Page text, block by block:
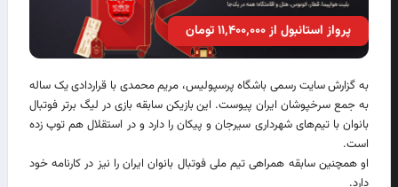
پرواز استانبول از ۱۱٬۴۰۰٬۰۰۰ تومان
به گزارش سایت رسمی باشگاه پرسپولیس، مریم محمدی با قراردادی یک ساله
به جمع سرخپوشان ایران پیوست. این بازیکن سابقه بازی در لیگ برتر فوتبال
بانوان با تیم‌های شهرداری سیرجان و پیکان را دارد و در استقلال هم توپ زده
است.
او همچنین سابقه همراهی تیم ملی فوتبال بانوان ایران را نیز در کارنامه خود